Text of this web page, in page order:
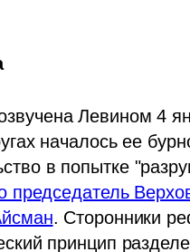
Левином 4
началось ее
в попытке
председатель
. Сторонники
принцип